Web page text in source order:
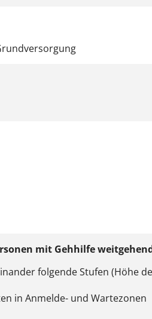
mit Gehhilfe
folgende Stufen (Höhe
in Anmelde- und Wartezonen